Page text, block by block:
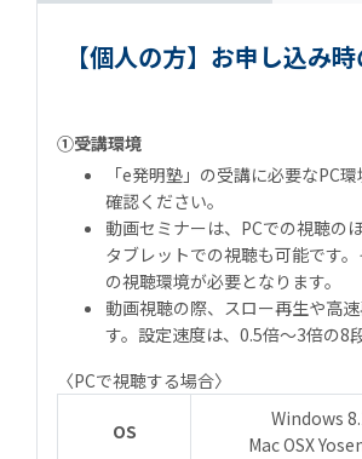
【個人の方】お申し込み
①受講環境
「e発明塾」の受講に必要なPC
確認ください。
動画セミナーは、PCでの視聴の
タブレットでの視聴も可能です
の視聴環境が必要となります。
動画視聴の際、スロー再生や高
す。設定速度は、0.5倍～3倍の8
〈PCで視聴する場合〉
OS
Windows
Mac OSX